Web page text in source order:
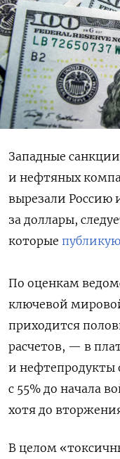
Западные
и нефтяных
вырезали Россию
за доллары,
которые
По оценкам
ключевой
приходится
расчетов, — в
и нефтепродукты
с 55% до начала
хотя до
В целом